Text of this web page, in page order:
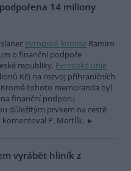
14 miliony
Evropské komise Ramiro
o finanční podpoře
republiky. Evropská unie
Kč) na rozvoj příhraničních
tohoto memoranda byl
finanční podporu
důležitým prvkem na cestě
P. Mertlík.
vyrábět hliník z